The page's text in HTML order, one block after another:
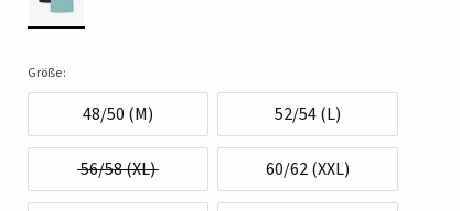
Größe:
48/50 (M) 52/54 (L)
56/58 (XL) 60/62 (XXL)